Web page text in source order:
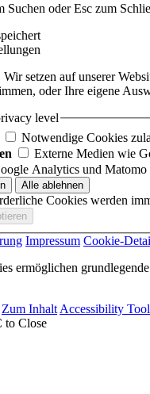
Suchen oder Esc zum
Wir setzen auf unserer
oder Ihre eigene
level
Notwendige Cookies
Externe Medien wie
Analytics und Matomo
Cookies werden
Impressum Cookie-
ermöglichen
Zum Inhalt Accessibility
to Close